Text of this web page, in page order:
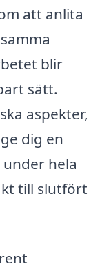
att anlita
blir
sätt.
aspekter,
dig en
hela
till slutfört